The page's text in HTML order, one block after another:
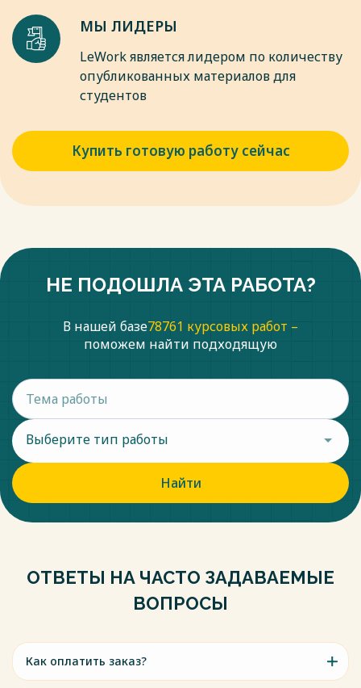
МЫ ЛИДЕРЫ
LeWork является лидером по количеству
опубликованных материалов для
студентов
Купить готовую работу сейчас
НЕ ПОДОШЛА ЭТА РАБОТА?
В нашей базе78761 курсовых работ –
поможем найти подходящую
Выберите тип работы
Найти
ОТВЕТЫ НА ЧАСТО ЗАДАВАЕМЫЕ
ВОПРОСЫ
Как оплатить заказ?